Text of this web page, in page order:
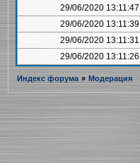
29/06/2020 13:11:47
29/06/2020 13:11:39
29/06/2020 13:11:31
29/06/2020 13:11:26
Индекс форума » Модерация